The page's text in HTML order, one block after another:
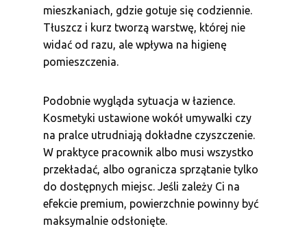
mieszkaniach, gdzie gotuje się codziennie.
Tłuszcz i kurz tworzą warstwę, której nie
widać od razu, ale wpływa na higienę
pomieszczenia.
Podobnie wygląda sytuacja w łazience.
Kosmetyki ustawione wokół umywalki czy
na pralce utrudniają dokładne czyszczenie.
W praktyce pracownik albo musi wszystko
przekładać, albo ogranicza sprzątanie tylko
do dostępnych miejsc. Jeśli zależy Ci na
efekcie premium, powierzchnie powinny być
maksymalnie odsłonięte.